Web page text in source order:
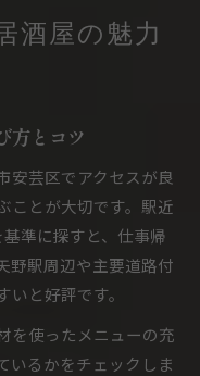
酒屋の魅力
方とコツ
安芸区でアクセスが良
ことが大切です。駅近
準に探すと、仕事帰
野駅周辺や主要道路付
と好評です。
を使ったメニューの充
いるかをチェックしま